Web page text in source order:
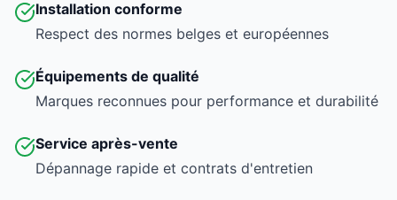
Installation conforme
Respect des normes belges et européennes
Équipements de qualité
Marques reconnues pour performance et durabilité
Service après-vente
Dépannage rapide et contrats d'entretien